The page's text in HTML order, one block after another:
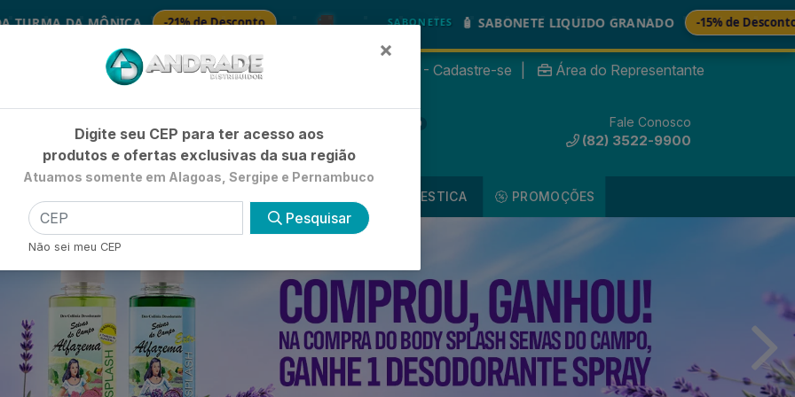
-21% de Desconto 🚚 SABONETES 🧴 SABONETE LIQUIDO GRANADO -15% de Desconto 🚚
Já é cliente? - Entrar Não é cliente? - Cadastre-se Área do Representante
0 Fale Conosco
(82) 3522-9900
UTILIDADE DOMESTICA PROMOÇÕES
×
Digite seu CEP para ter acesso aos
produtos e ofertas exclusivas da sua região
Atuamos somente em Alagoas, Sergipe e Pernambuco
Pesquisar
Não sei meu CEP